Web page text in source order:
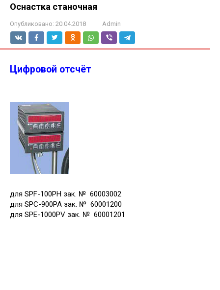
Оснастка станочная
Опубликовано: 20.04.2018 Admin
Цифровой отсчёт
для SPF-100PH зак. № 60003002
для SPC-900PA зак. № 60001200
для SPE-1000PV зак. № 60001201